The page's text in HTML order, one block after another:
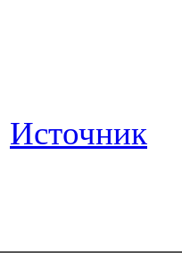
Источник